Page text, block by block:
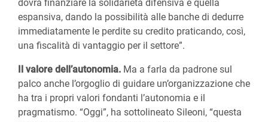
dovrà finanziare la solidarietà difensiva e quella
espansiva, dando la possibilità alle banche di dedurre
immediatamente le perdite su credito praticando, così,
una fiscalità di vantaggio per il settore”.
Il valore dell’autonomia. Ma a farla da padrone sul
palco anche l’orgoglio di guidare un’organizzazione che
ha tra i propri valori fondanti l’autonomia e il
pragmatismo. “Oggi”, ha sottolineato Sileoni, “questa